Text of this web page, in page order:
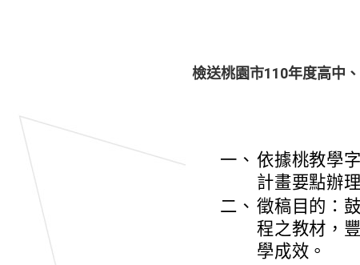
檢送桃園市110年度高中
一、 依據桃教學
計畫要點辦理
二、 徵稿目的：
程之教材，
學成效。